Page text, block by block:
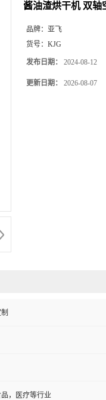
酱油渣烘干机 双轴
品牌： 亚飞
货号： KJG
发布日期： 2024-08-12
更新日期： 2026-08-07
，医疗等行业